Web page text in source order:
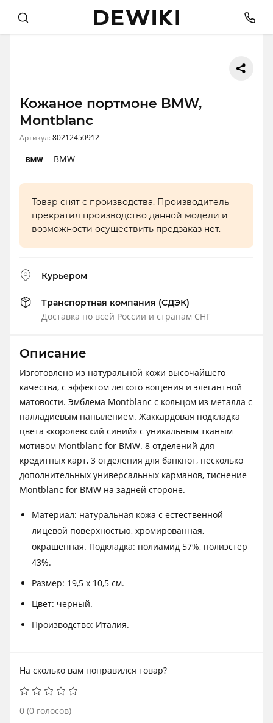
Кожаное портмоне BMW,
Montblanc
Артикул:80212450912
BMW
Товар снят с производства. Производитель
прекратил производство данной модели и
возможности осуществить предзаказ нет.
Курьером
Транспортная компания (СДЭК)
Доставка по всей России и странам СНГ
Описание
Изготовлено из натуральной кожи высочайшего
качества, с эффектом легкого вощения и элегантной
матовости. Эмблема Montblanc с кольцом из металла с
палладиевым напылением. Жаккардовая подкладка
цвета «королевский синий» с уникальным тканым
мотивом Montblanc for BMW. 8 отделений для
кредитных карт, 3 отделения для банкнот, несколько
дополнительных универсальных карманов, тиснение
Montblanc for BMW на задней стороне.
Материал: натуральная кожа с естественной
лицевой поверхностью, хромированная,
окрашенная. Подкладка: полиамид 57%, полиэстер
43%.
Размер: 19,5 х 10,5 см.
Цвет: черный.
Производство: Италия.
На сколько вам понравился товар?
0 (0 голосов)